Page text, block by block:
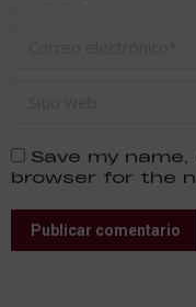
Save my
browser for the
Publicar comentario